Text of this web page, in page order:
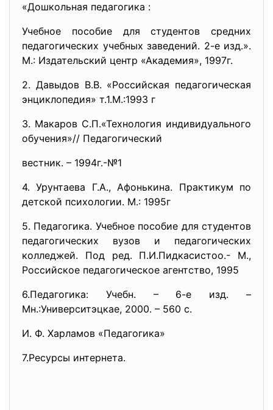
«Дошкольная педагогика :
Учебное пособие для студентов средних
педагогических учебных заведений. 2-е изд.».
М.: Издательский центр «Академия», 1997г.
2. Давыдов В.В. «Российская педагогическая
энциклопедия» т.1.М.:1993 г
3. Макаров С.П.«Технология индивидуального
обучения»// Педагогический
вестник. – 1994г.-№1
4. Урунтаева Г.А., Афонькина. Практикум по
детской психологии. М.: 1995г
5. Педагогика. Учебное пособие для студентов
педагогических вузов и педагогических
колледжей. Под ред. П.И.Пидкасистоо.- М.,
Российское педагогическое агентство, 1995
6.Педагогика: Учебн. – 6-е изд. –
Мн.:Университэцкае, 2000. – 560 с.
И. Ф. Харламов «Педагогика»
7.Ресурсы интернета.